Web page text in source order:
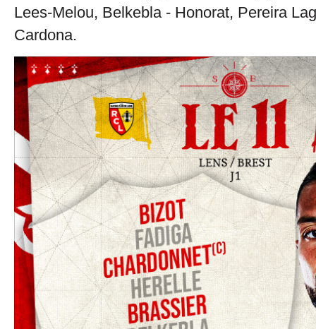
Lees-Melou, Belkebla - Honorat, Pereira
Cardona.